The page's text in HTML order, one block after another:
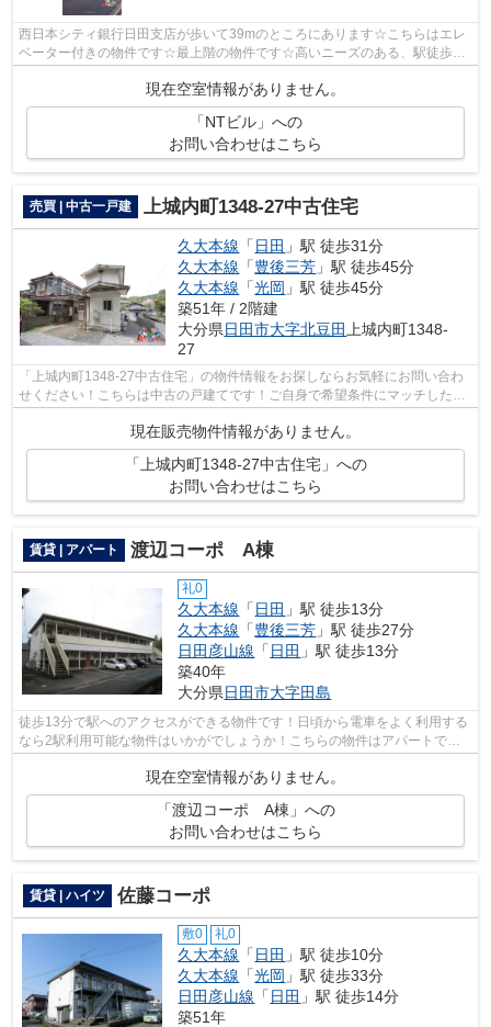
西日本シティ銀行日田支店が歩いて39mのところにあります☆こちらはエレ
ベーター付きの物件です☆最上階の物件です☆高いニーズのある、駅徒歩8
分の物件です☆できるだけ早めに不動産情報...
現在空室情報がありません。
「NTビル」への
お問い合わせはこちら
売買 | 中古一戸建 上城内町1348-27中古住宅
久大本線 「 日田 」駅 徒歩31分
久大本線 「豊後三芳 」駅 徒歩45分
久大本線 「光岡 」駅 徒歩45分
築51年 / 2階建
大分県日田市大字北豆田上城内町1348-
27
「上城内町1348-27中古住宅」の物件情報をお探しならお気軽にお問い合わ
せください！こちらは中古の戸建てです！ご自身で希望条件にマッチした不
現在販売物件情報がありません。
「上城内町1348-27中古住宅」への
お問い合わせはこちら
賃貸 | アパート 渡辺コーポ A棟
礼0
久大本線 「 日田 」駅 徒歩13分
久大本線 「豊後三芳 」駅 徒歩27分
日田彦山線 「 日田 」駅 徒歩13分
築40年
大分県日田市大字田島
徒歩13分で駅へのアクセスができる物件です！日頃から電車をよく利用する
なら2駅利用可能な物件はいかがでしょうか！こちらの物件はアパートで
現在空室情報がありません。
「渡辺コーポ A棟」への
お問い合わせはこちら
賃貸 | ハイツ 佐藤コーポ
敷0 礼0
久大本線 「日田 」駅 徒歩10分
久大本線 「光岡 」駅 徒歩33分
日田彦山線 「日田 」駅 徒歩14分
築51年